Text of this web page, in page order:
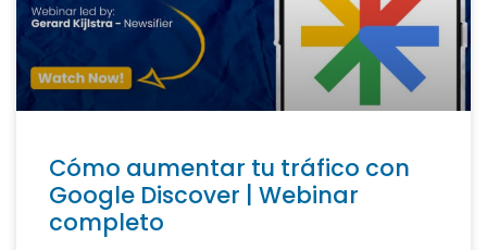
Cómo aumentar tu tráfico con
Google Discover | Webinar
completo